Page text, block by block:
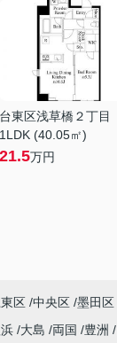
台東区浅草橋２丁目
1LDK (40.05㎡)
21.5万円
区 中央区 墨田区
大島 両国 豊洲